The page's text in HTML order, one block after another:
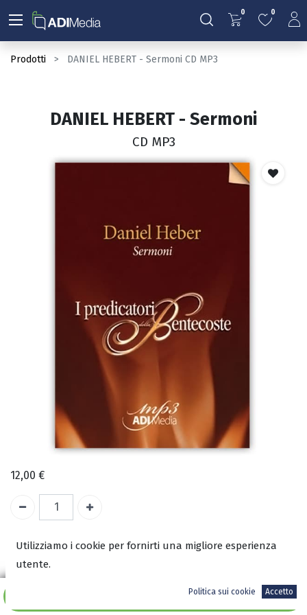
0 0
Prodotti DANIEL HEBERT - Sermoni CD MP3
Aggiungi al carrello
DANIEL HEBERT - Sermoni
CD MP3
12,00 €
A magazzino
Utilizziamo i cookie per fornirti una migliore esperienza
utente.
Politica sui cookie Accetto